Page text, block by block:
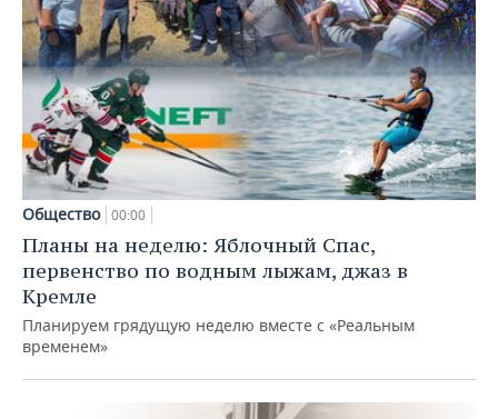
Общество 00:00
Планы на неделю: Яблочный Спас,
первенство по водным лыжам, джаз в
Кремле
Планируем грядущую неделю вместе с «Реальным
временем»